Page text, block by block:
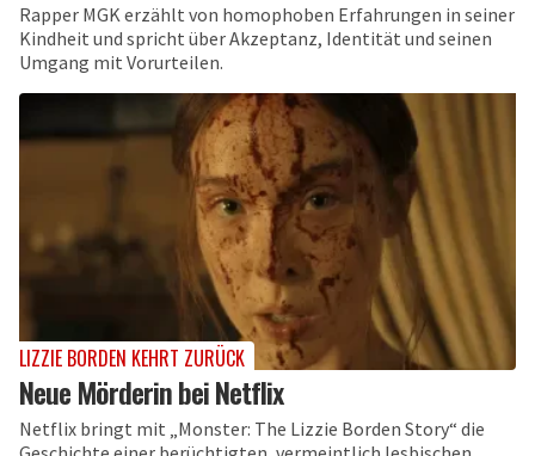
Rapper MGK erzählt von homophoben Erfahrungen in seiner
Kindheit und spricht über Akzeptanz, Identität und seinen
Umgang mit Vorurteilen.
LIZZIE BORDEN KEHRT ZURÜCK
Neue Mörderin bei Netflix
Netflix bringt mit „Monster: The Lizzie Borden Story“ die